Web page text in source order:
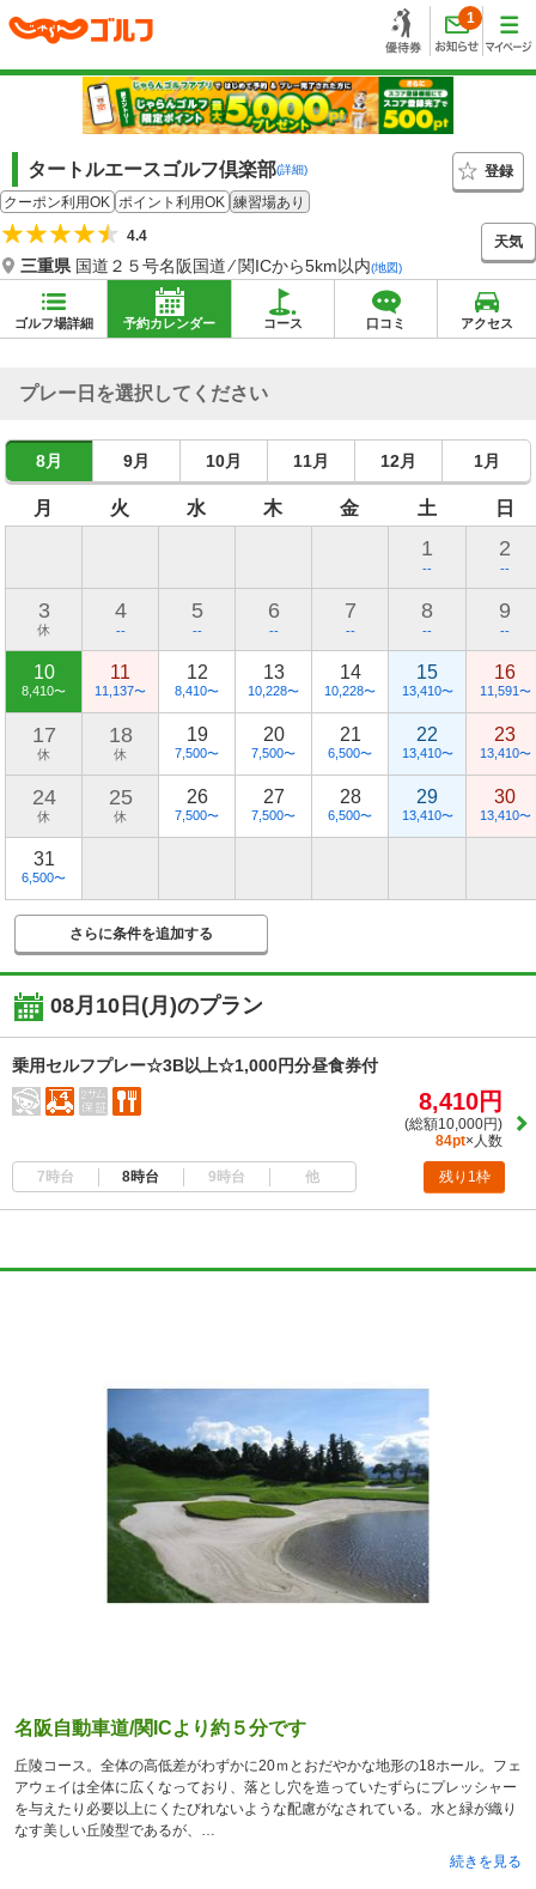
1
タートルエースゴルフ倶楽部(詳細)
登録
クーポン利用OK ポイント利用OK 練習場あり
4.4
三重県 国道２５号名阪国道 ⁄ 関ICから5km以内(地図)
天気
ゴルフ場詳細 予約カレンダー コース 口コミ アクセス
プレー日を選択してください
8月 9月 10月 11月 12月 1月
月 火 水 木 金 土 日
1
--
2
--
3
休
4
--
5
--
6
--
7
--
8
--
9
--
10
8,410〜
11
11,137〜
12
8,410〜
13
10,228〜
14
10,228〜
15
13,410〜
16
11,591〜
17
休
18
休
19
7,500〜
20
7,500〜
21
6,500〜
22
13,410〜
23
13,410〜
24
休
25
休
26
7,500〜
27
7,500〜
28
6,500〜
29
13,410〜
30
13,410〜
31
6,500〜
さらに条件を追加する
08月10日(月)のプラン
乗用セルフプレー☆3B以上☆1,000円分昼食券付
8,410円
(総額10,000円)
84pt×人数
7時台 8時台 9時台 他 残り1枠
名阪自動車道/関ICより約５分です
丘陵コース。全体の高低差がわずかに20ｍとおだやかな地形の18ホール。フェ
アウェイは全体に広くなっており、落とし穴を造っていたずらにプレッシャー
を与えたり必要以上にくたびれないような配慮がなされている。水と緑が織り
なす美しい丘陵型であるが、
続きを見る